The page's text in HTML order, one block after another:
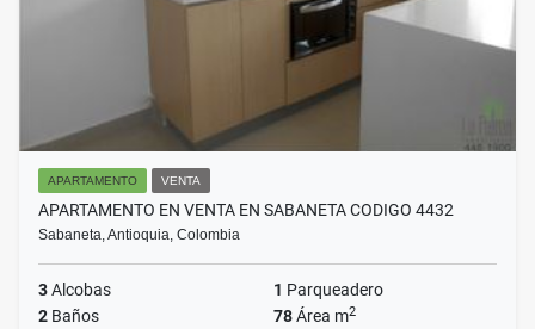
APARTAMENTO VENTA
APARTAMENTO EN VENTA EN SABANETA CODIGO 4432
Sabaneta, Antioquia, Colombia
3Alcobas 1 Parqueadero
2 Baños 78Área m2